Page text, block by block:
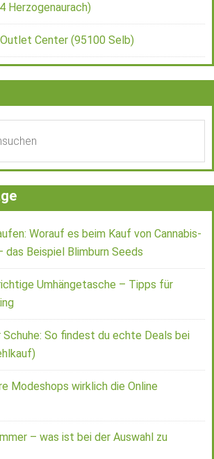
Herzogenaurach)
Center (95100 Selb)
Worauf es beim Kauf von Cannabis-
das Beispiel Blimburn Seeds
Umhängetasche – Tipps für
So findest du echte Deals bei
Modeshops wirklich die Online
– was ist bei der Auswahl zu